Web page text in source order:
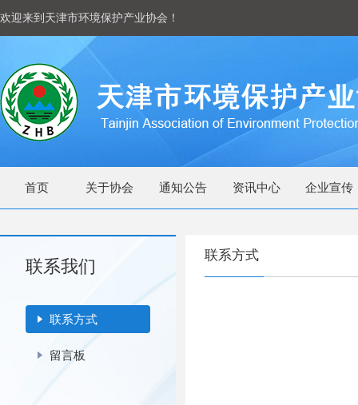
欢迎来到天津市环境保护产业协会！
首页 关于协会 通知公告 资讯中心 企业宣传
联系我们
联系方式
留言板
联系方式